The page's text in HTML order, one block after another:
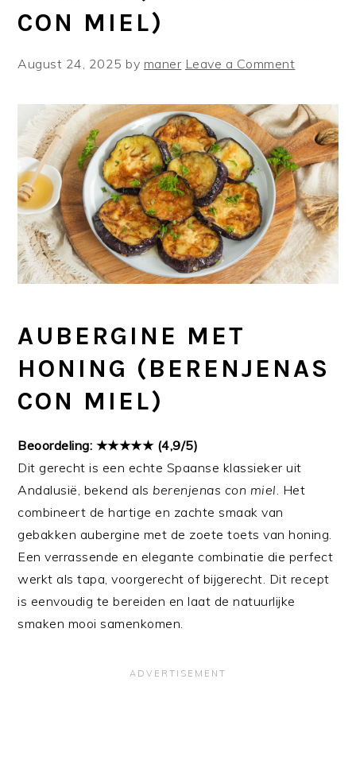
CON MIEL)
August 24, 2025 by maner Leave a Comment
AUBERGINE MET
HONING (BERENJENAS
CON MIEL)
Beoordeling: ★★★★★ (4,9/5)
Dit gerecht is een echte Spaanse klassieker uit
Andalusië, bekend als berenjenas con miel. Het
combineert de hartige en zachte smaak van
gebakken aubergine met de zoete toets van honing.
Een verrassende en elegante combinatie die perfect
werkt als tapa, voorgerecht of bijgerecht. Dit recept
is eenvoudig te bereiden en laat de natuurlijke
smaken mooi samenkomen.